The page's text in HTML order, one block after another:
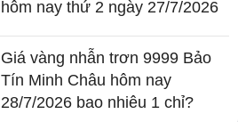
hôm nay thứ 2 ngày 27/7/2026
Giá vàng nhẫn trơn 9999 Bảo
Tín Minh Châu hôm nay
28/7/2026 bao nhiêu 1 chỉ?